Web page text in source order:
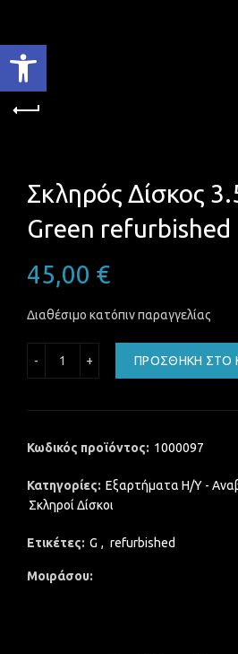
Ανοίξτε τη γραμμή εργαλείων
Σκληρός Δίσκος
Green refurbished
45,00 €
Διαθέσιμο κατόπιν παραγγελίας
ΠΡΟΣΘΉΚΗ ΣΤΟ
Κωδικός προϊόντος: 1000097
Κατηγορίες: Εξαρτήματα Η/Υ -
Σκληροί Δίσκοι
Ετικέτες: G , refurbished
Μοιράσου